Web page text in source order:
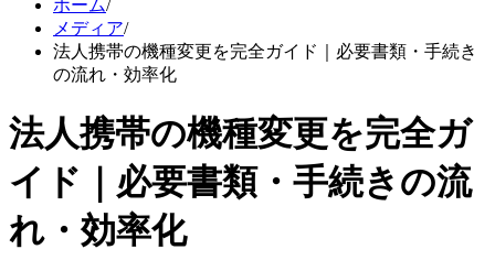
ホーム/
メディア/
法人携帯の機種変更を完全ガイド｜必要書類・手続き
の流れ・効率化
法人携帯の機種変更を完全ガ
イド｜必要書類・手続きの流
れ・効率化